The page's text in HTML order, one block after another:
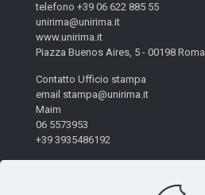
telefono +39 06 622 885 55
unirima@unirima.it
www.unirima.it
Piazza Buenos Aires, 5 - 00198 Roma
Contatto Ufficio stampa
email stampa@unirima.it
Maim
06 5573953
+39 3935486192